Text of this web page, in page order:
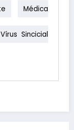
Médica
Vírus Sincicial